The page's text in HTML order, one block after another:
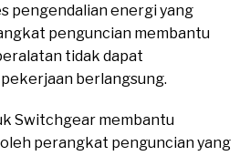
pengendalian energi yang
penguncian membantu
tidak dapat
berlangsung.
Switchgear membantu
perangkat penguncian yang